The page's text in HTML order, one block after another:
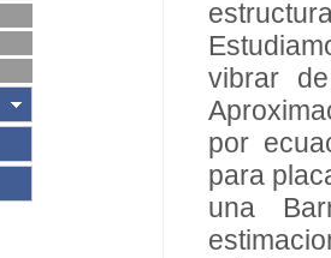
vibrar
por
para
una